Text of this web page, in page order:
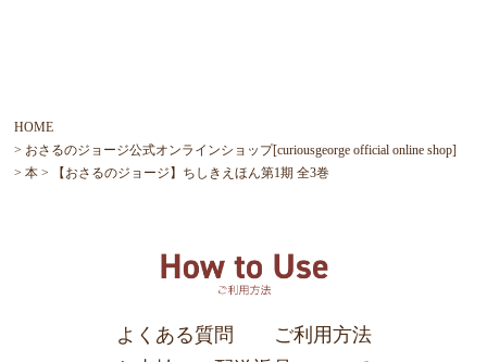
HOME
おさるのジョージ公式オンラインショップ[curiousgeorge official online shop]
本
【おさるのジョージ】ちしきえほん第1期 全3巻
よくある質問
ご利用方法